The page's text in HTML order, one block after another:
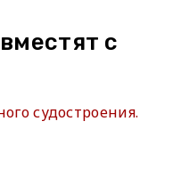
с
судостроения.